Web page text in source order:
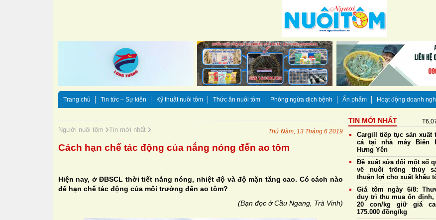
Trang chủ Tin tức – Sự kiện Kỹ thuật nuôi tôm Thức ăn nuôi tôm Phòng ngừa dịch bệnh Ấn phẩm Hoạt động doanh
Người nuôi tôm Tin mới nhất Thứ Năm, 13 Tháng 6 2019
Cách hạn chế tác động của nắng nóng đến ao tôm
Hiện nay, ở ĐBSCL thời tiết nắng nóng, nhiệt độ và độ mặn tăng cao. Có cách nào
để hạn chế tác động của môi trường đến ao tôm?
(Bạn đọc ở Cầu Ngang, Trà Vinh)
TIN MỚI NHẤT
Cargill tiếp tục sản xuất
cá tại nhà máy Biên
Hưng Yên
Đề xuất sửa đổi một số
về nuôi trồng thủy
thuận lợi cho xuất khẩu
Giá tôm ngày 6/8:
duy trì thu mua ổn định,
20 con/kg giữ giá
175.000 đồng/kg